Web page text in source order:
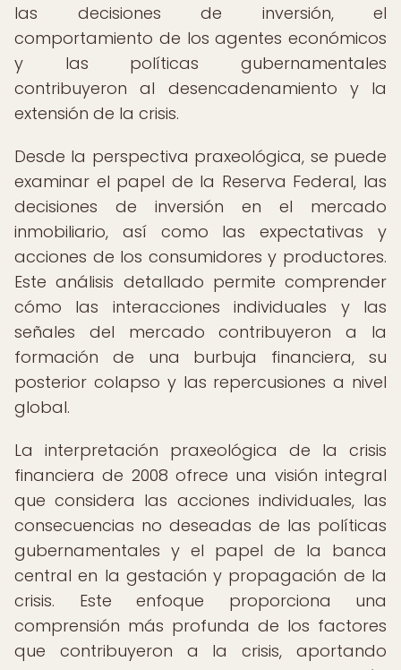
las decisiones de inversión, el
comportamiento de los agentes económicos
y las políticas gubernamentales
contribuyeron al desencadenamiento y la
extensión de la crisis.
Desde la perspectiva praxeológica, se puede
examinar el papel de la Reserva Federal, las
decisiones de inversión en el mercado
inmobiliario, así como las expectativas y
acciones de los consumidores y productores.
Este análisis detallado permite comprender
cómo las interacciones individuales y las
señales del mercado contribuyeron a la
formación de una burbuja financiera, su
posterior colapso y las repercusiones a nivel
global.
La interpretación praxeológica de la crisis
financiera de 2008 ofrece una visión integral
que considera las acciones individuales, las
consecuencias no deseadas de las políticas
gubernamentales y el papel de la banca
central en la gestación y propagación de la
crisis. Este enfoque proporciona una
comprensión más profunda de los factores
que contribuyeron a la crisis, aportando